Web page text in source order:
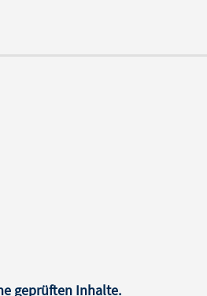
geprüften Inhalte.